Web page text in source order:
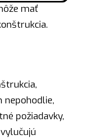
mať
nepohodlie,
požiadavky,